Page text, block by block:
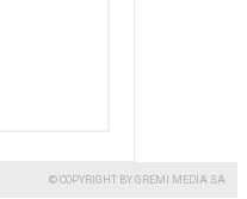
© COPYRIGHT BY GREMI MEDIA SA